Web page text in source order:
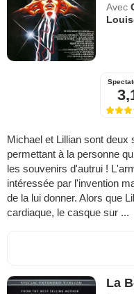
Avec
Michael et Lillian sont
permettant à la personne
les souvenirs d'autrui !
intéressée par l'invention
de la lui donner. Alors que
cardiaque, le casque sur ...
La